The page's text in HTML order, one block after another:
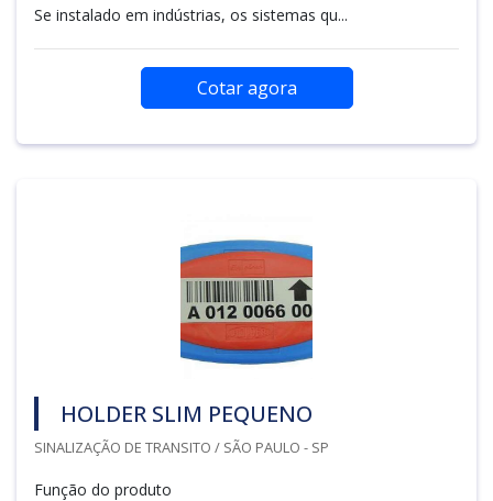
Se instalado em indústrias, os sistemas qu...
Cotar agora
HOLDER SLIM PEQUENO
SINALIZAÇÃO DE TRANSITO / SÃO PAULO - SP
Função do produto